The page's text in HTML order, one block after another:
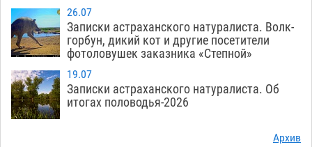
26.07
Записки астраханского натуралиста. Волк-
горбун, дикий кот и другие посетители
фотоловушек заказника «Степной»
19.07
Записки астраханского натуралиста. Об
итогах половодья-2026
Архив